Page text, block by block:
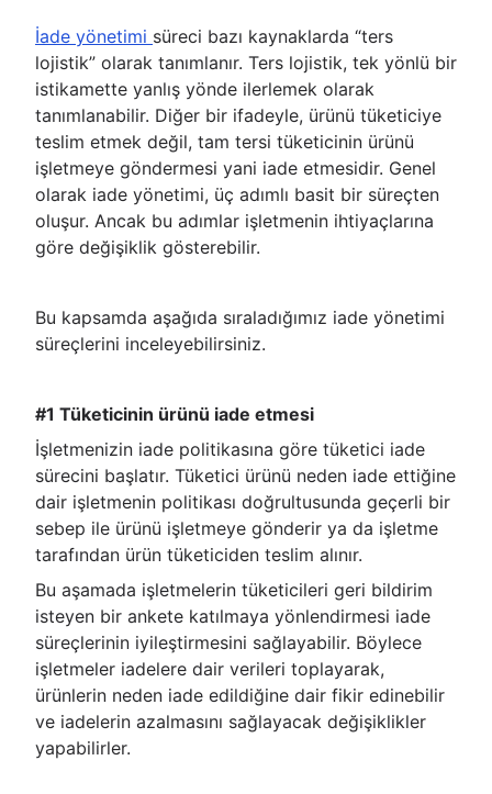
İade yönetimi süreci bazı kaynaklarda “ters
lojistik” olarak tanımlanır. Ters lojistik, tek yönlü bir
istikamette yanlış yönde ilerlemek olarak
tanımlanabilir. Diğer bir ifadeyle, ürünü tüketiciye
teslim etmek değil, tam tersi tüketicinin ürünü
işletmeye göndermesi yani iade etmesidir. Genel
olarak iade yönetimi, üç adımlı basit bir süreçten
oluşur. Ancak bu adımlar işletmenin ihtiyaçlarına
göre değişiklik gösterebilir.
Bu kapsamda aşağıda sıraladığımız iade yönetimi
süreçlerini inceleyebilirsiniz.
#1 Tüketicinin ürünü iade etmesi
İşletmenizin iade politikasına göre tüketici iade
sürecini başlatır. Tüketici ürünü neden iade ettiğine
dair işletmenin politikası doğrultusunda geçerli bir
sebep ile ürünü işletmeye gönderir ya da işletme
tarafından ürün tüketiciden teslim alınır.
Bu aşamada işletmelerin tüketicileri geri bildirim
isteyen bir ankete katılmaya yönlendirmesi iade
süreçlerinin iyileştirmesini sağlayabilir. Böylece
işletmeler iadelere dair verileri toplayarak,
ürünlerin neden iade edildiğine dair fikir edinebilir
ve iadelerin azalmasını sağlayacak değişiklikler
yapabilirler.